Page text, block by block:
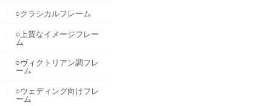
○クラシカルフレーム
○上質なイメージフレー
ム
○ヴィクトリアン調フレ
ーム
○ウェディング向けフレ
ーム